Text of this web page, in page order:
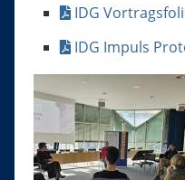
IDG
IDG Impuls